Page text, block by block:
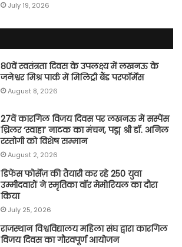
July 19, 2026
80वें स्वतंत्रता दिवस के उपलक्ष्य में लखनऊ के
जनेश्वर मिश्र पार्क में मिलिट्री बैंड परफॉर्मेंस
August 8, 2026
27वें कारगिल विजय दिवस पर लखनऊ में सस्पेंस
थ्रिलर ‘स्वाहा’ नाटक का मंचन, पद्म श्री डॉ. अनिल
रस्तोगी को विशेष सम्मान
August 2, 2026
डिफेंस फोर्सेज़ की तैयारी कर रहे 250 युवा
उम्मीदवारों ने स्मृतिका वॉर मेमोरियल का दौरा
किया
July 25, 2026
राजस्थान विश्वविद्यालय महिला संघ द्वारा कारगिल
विजय दिवस का गौरवपूर्ण आयोजन